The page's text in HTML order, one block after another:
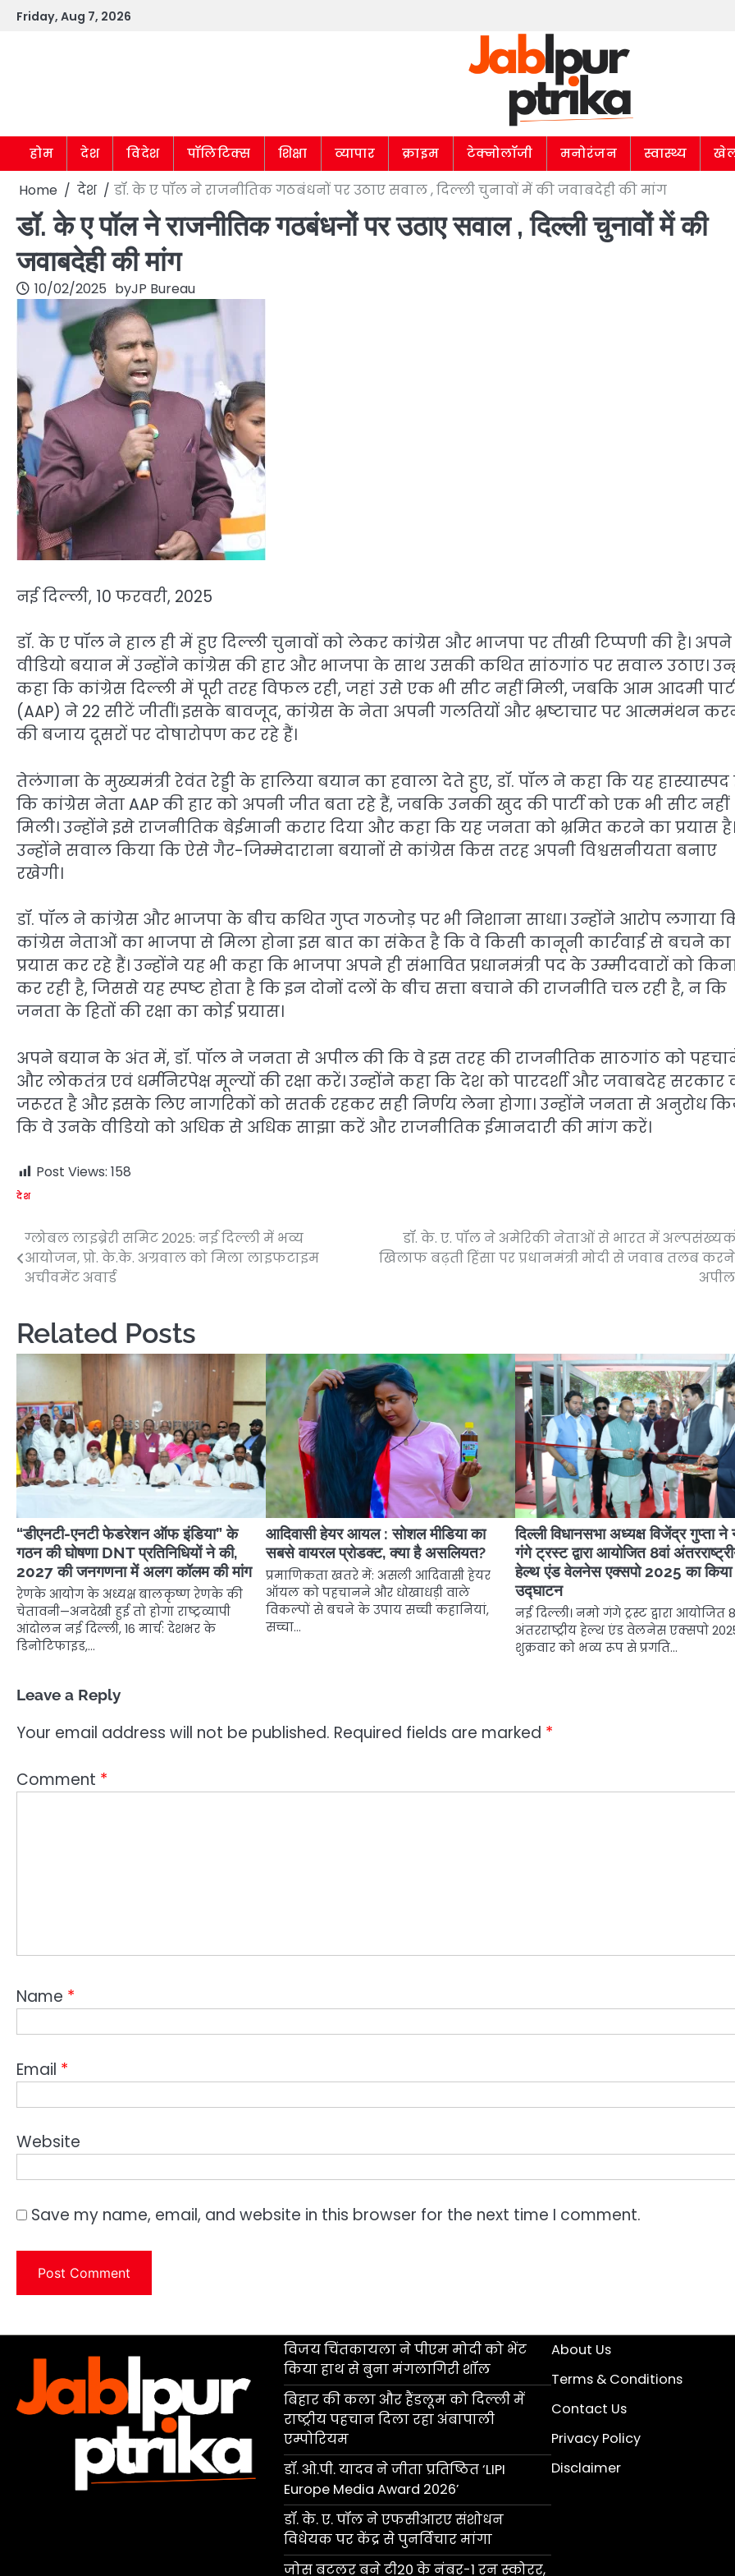
SkipFriday, Aug 7, 2026
होम देश विदेश पॉलिटिक्स शिक्षा व्यापार क्राइम टेक्नोलॉजी मनोरंजन स्वास्थ्य
Home देश डॉ. के ए पॉल ने राजनीतिक गठबंधनों पर उठाए सवाल , दिल्ली चुनावों में की जवाबदेही की मांग
डॉ. के ए पॉल ने राजनीतिक गठबंधनों पर उठाए सवाल , दिल्ली चुनावों में की
जवाबदेही की मांग
10/02/2025 byJP Bureau
नई दिल्ली, 10 फरवरी, 2025
डॉ. के ए पॉल ने हाल ही में हुए दिल्ली चुनावों को लेकर कांग्रेस और भाजपा पर तीखी टिप्पणी की है। अपने
वीडियो बयान में उन्होंने कांग्रेस की हार और भाजपा के साथ उसकी कथित सांठगांठ पर सवाल उठाए।
कहा कि कांग्रेस दिल्ली में पूरी तरह विफल रही, जहां उसे एक भी सीट नहीं मिली, जबकि आम आदमी
(AAP) ने 22 सीटें जीतीं। इसके बावजूद, कांग्रेस के नेता अपनी गलतियों और भ्रष्टाचार पर आत्ममंथन
की बजाय दूसरों पर दोषारोपण कर रहे हैं।
तेलंगाना के मुख्यमंत्री रेवंत रेड्डी के हालिया बयान का हवाला देते हुए, डॉ. पॉल ने कहा कि यह हास्यास्पद
कि कांग्रेस नेता AAP की हार को अपनी जीत बता रहे हैं, जबकि उनकी खुद की पार्टी को एक भी सीट नहीं
मिली। उन्होंने इसे राजनीतिक बेईमानी करार दिया और कहा कि यह जनता को भ्रमित करने का प्रयास है।
उन्होंने सवाल किया कि ऐसे गैर-जिम्मेदाराना बयानों से कांग्रेस किस तरह अपनी विश्वसनीयता बनाए
रखेगी।
डॉ. पॉल ने कांग्रेस और भाजपा के बीच कथित गुप्त गठजोड़ पर भी निशाना साधा। उन्होंने आरोप लगाया
कांग्रेस नेताओं का भाजपा से मिला होना इस बात का संकेत है कि वे किसी कानूनी कार्रवाई से बचने का
प्रयास कर रहे हैं। उन्होंने यह भी कहा कि भाजपा अपने ही संभावित प्रधानमंत्री पद के उम्मीदवारों को
कर रही है, जिससे यह स्पष्ट होता है कि इन दोनों दलों के बीच सत्ता बचाने की राजनीति चल रही है, न कि
जनता के हितों की रक्षा का कोई प्रयास।
अपने बयान के अंत में, डॉ. पॉल ने जनता से अपील की कि वे इस तरह की राजनीतिक साठगांठ को
और लोकतंत्र एवं धर्मनिरपेक्ष मूल्यों की रक्षा करें। उन्होंने कहा कि देश को पारदर्शी और जवाबदेह सरकार
जरूरत है और इसके लिए नागरिकों को सतर्क रहकर सही निर्णय लेना होगा। उन्होंने जनता से अनुरोध
कि वे उनके वीडियो को अधिक से अधिक साझा करें और राजनीतिक ईमानदारी की मांग करें।
Post Views: 158
देश
Post
navigation
ग्लोबल लाइब्रेरी समिट 2025: नई दिल्ली में भव्य
आयोजन, प्रो. के.के. अग्रवाल को मिला लाइफटाइम
अचीवमेंट अवार्ड
डॉ. के. ए. पॉल ने अमेरिकी नेताओं से भारत में
खिलाफ बढ़ती हिंसा पर प्रधानमंत्री मोदी से जवाब तलब
Related Posts
“डीएनटी-एनटी फेडरेशन ऑफ इंडिया” के
गठन की घोषणा DNT प्रतिनिधियों ने की,
2027 की जनगणना में अलग कॉलम की मांग
रेणके आयोग के अध्यक्ष बालकृष्ण रेणके की
चेतावनी—अनदेखी हुई तो होगा राष्ट्रव्यापी
आंदोलन नई दिल्ली, 16 मार्च: देशभर के
डिनोटिफाइड,…
आदिवासी हेयर आयल : सोशल मीडिया का
सबसे वायरल प्रोडक्ट, क्या है असलियत?
प्रमाणिकता खतरे में: असली आदिवासी हेयर
ऑयल को पहचानने और धोखाधड़ी वाले
विकल्पों से बचने के उपाय सच्ची कहानियां,
सच्चा…
दिल्ली विधानसभा अध्यक्ष विजेंद्र गुप्ता ने
गंगे ट्रस्ट द्वारा आयोजित 8वां
हेल्थ एंड वेलनेस एक्सपो 2025 का किया
उद्घाटन
नई दिल्ली। नमो गंगे ट्रस्ट द्वारा आयोजित
अंतरराष्ट्रीय हेल्थ एंड वेलनेस एक्सपो
शुक्रवार को भव्य रूप से प्रगति…
Leave a Reply
Your email address will not be published. Required fields are marked *
Comment *
Name *
Email *
Website
Save my name, email, and website in this browser for the next time I comment.
विजय चिंतकायला ने पीएम मोदी को भेंट
किया हाथ से बुना मंगलागिरी शॉल
बिहार की कला और हैंडलूम को दिल्ली में
राष्ट्रीय पहचान दिला रहा अंबापाली
एम्पोरियम
डॉ. ओ.पी. यादव ने जीता प्रतिष्ठित ‘LIPI
Europe Media Award 2026’
डॉ. के. ए. पॉल ने एफसीआरए संशोधन
विधेयक पर केंद्र से पुनर्विचार मांगा
जोस बटलर बने टी20 के नंबर-1 रन स्कोरर,
About Us
Terms & Conditions
Contact Us
Privacy Policy
Disclaimer